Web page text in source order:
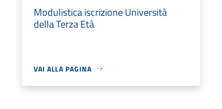
Modulistica iscrizione Università
della Terza Età
VAI ALLA PAGINA